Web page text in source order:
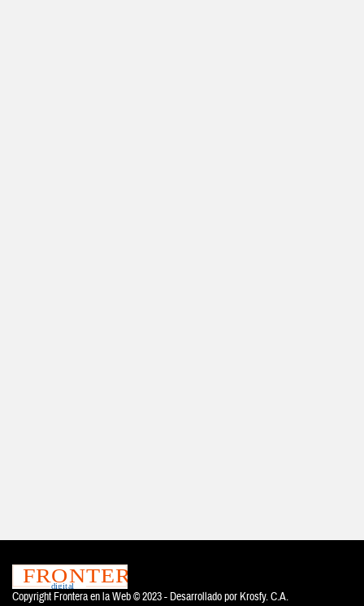
Copyright Frontera en la Web © 2023 - Desarrollado por Krosfy. C.A.